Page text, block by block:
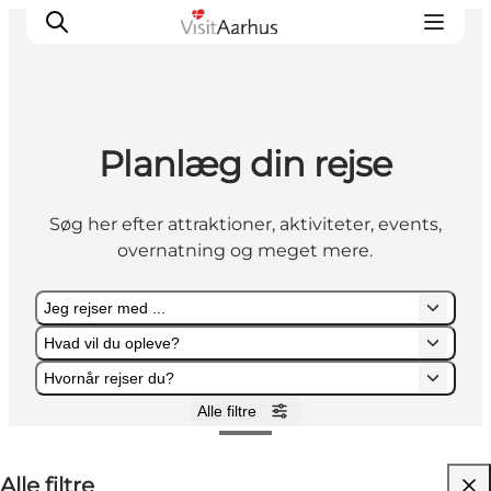
Oplevelser
Kalender
Byer og steder
Transport
Planlæg din rejse
Søg her efter attraktioner, aktiviteter, events,
overnatning og meget mere.
Jeg rejser med ...
Hvad vil du opleve?
Hvornår rejser du?
Alle filtre
Jeg rejser med ...
Hvad vil du opleve?
Hvornår rejser du?
Alle filtre